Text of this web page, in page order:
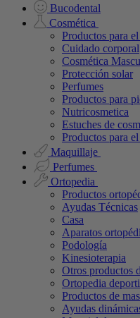
Bucodental
Cosmética
Productos para
Cuidado corporal
Cosmética
Protección solar
Perfumes
Productos para
Nutricosmetica
Estuches de
Productos para
Maquillaje
Perfumes
Ortopedia
Productos
Ayudas Técnicas
Casa
Aparatos
Podología
Kinesioterapia
Otros productos
Ortopedia
Productos de
Ayudas